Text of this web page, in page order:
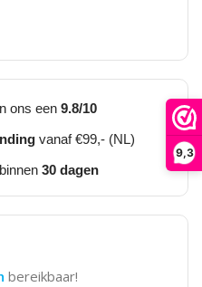
9,3
ons een 9.8/10
vanaf €99,- (NL)
30 dagen
bereikbaar!